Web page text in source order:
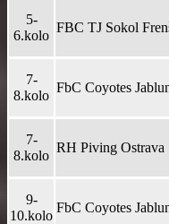
5-
6.kolo
FBC TJ Sokol
7-
8.kolo
FbC Coyotes
7-
8.kolo
RH Piving Ostrava
9-
10.kolo
FbC Coyotes